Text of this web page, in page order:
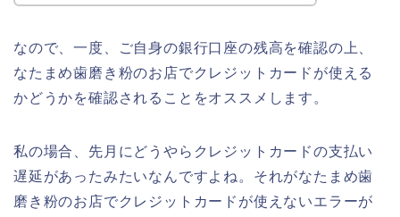
なので、一度、ご自身の銀行口座の残高を確認の上、
なたまめ歯磨き粉のお店でクレジットカードが使える
かどうかを確認されることをオススメします。
私の場合、先月にどうやらクレジットカードの支払い
遅延があったみたいなんですよね。それがなたまめ歯
磨き粉のお店でクレジットカードが使えないエラーが